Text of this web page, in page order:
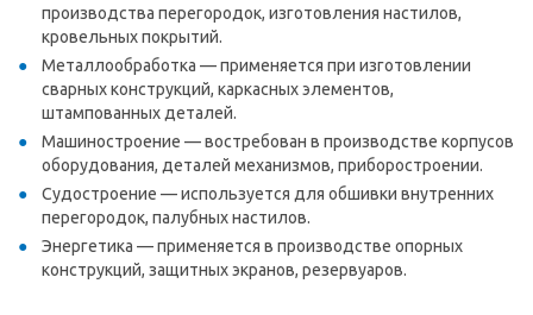
производства перегородок, изготовления настилов,
кровельных покрытий.
Металлообработка — применяется при изготовлении
сварных конструкций, каркасных элементов,
штампованных деталей.
Машиностроение — востребован в производстве корпусов
оборудования, деталей механизмов, приборостроении.
Судостроение — используется для обшивки внутренних
перегородок, палубных настилов.
Энергетика — применяется в производстве опорных
конструкций, защитных экранов, резервуаров.